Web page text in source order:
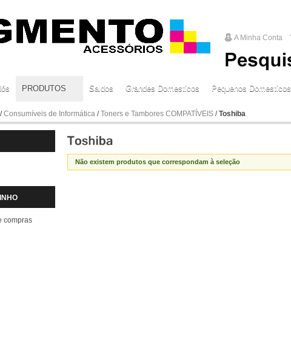
A Minha Conta
PRODUTOS Saldos Grandes Domesticos Pequenos Domesticos
/Consumíveis de Informática /Toners e Tambores COMPATÍVEIS /Toshiba
compras
Não existem produtos que correspondam à seleção